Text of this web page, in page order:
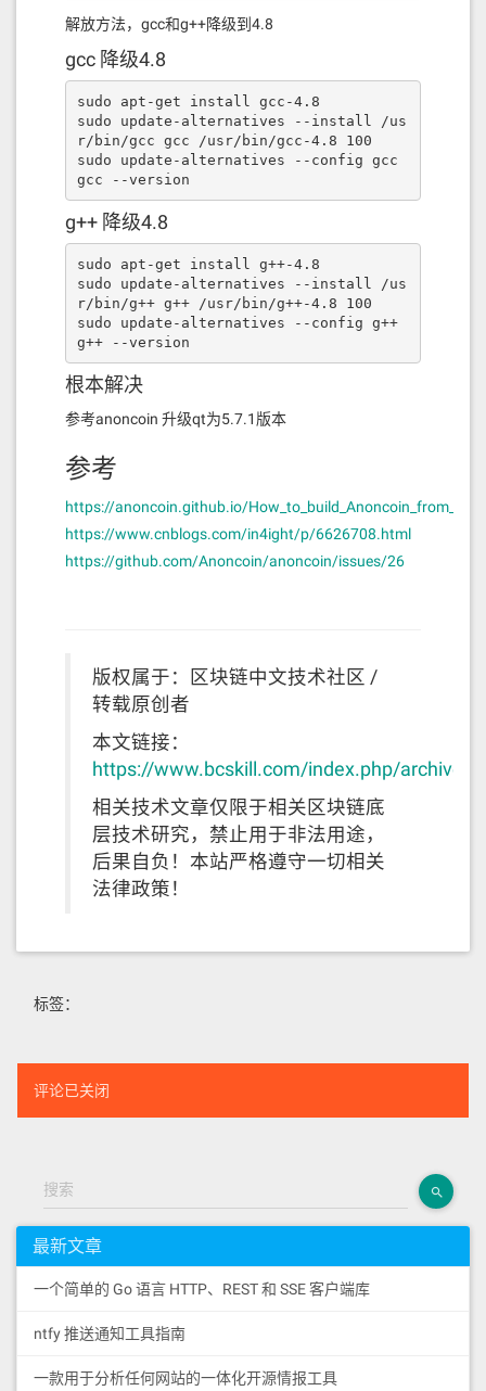
解放方法，gcc和g++降级到4.8
gcc 降级4.8
sudo apt-get install gcc-4.8
sudo update-alternatives --install /us
r/bin/gcc gcc /usr/bin/gcc-4.8 100
sudo update-alternatives --config gcc
gcc --version
g++ 降级4.8
sudo apt-get install g++-4.8
sudo update-alternatives --install /us
r/bin/g++ g++ /usr/bin/g++-4.8 100
sudo update-alternatives --config g++
g++ --version
根本解决
参考anoncoin 升级qt为5.7.1版本
参考
https://anoncoin.github.io/
https://www.cnblogs.com/in4ight/p/6626708.html
https://github.com/Anoncoin/anoncoin/issues/26
版权属于：区块链中文技术社区 /
转载原创者
本文链接：
https://www.bcskill.com/index.php/archives/
相关技术文章仅限于相关区块链底
层技术研究，禁止用于非法用途，
后果自负！本站严格遵守一切相关
法律政策！
标签：
评论已关闭
搜索
最新文章
一个简单的 Go 语言 HTTP、REST 和 SSE 客户端库
ntfy 推送通知工具指南
一款用于分析任何网站的一体化开源情报工具